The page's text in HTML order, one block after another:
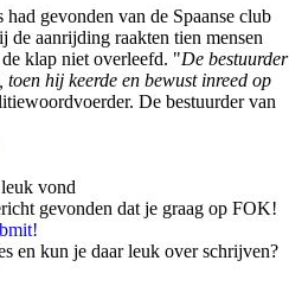
had gevonden van de Spaanse club
aanrijding raakten tien mensen
klap niet overleefd. "De bestuurder
hij keerde en bewust inreed op
De bestuurder van
vond
gevonden dat je graag op FOK!
en kun je daar leuk over schrijven?